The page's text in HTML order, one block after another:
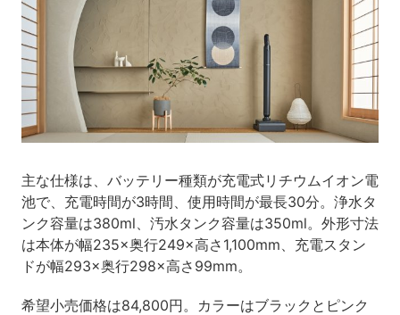
主な仕様は、バッテリー種類が充電式リチウムイオン電
池で、充電時間が3時間、使用時間が最⻑30分。浄水タ
ンク容量は380ml、汚水タンク容量は350ml。外形寸法
は本体が幅235×奥行249×高さ1,100mm、充電スタン
ドが幅293×奥行298×高さ99mm。
希望小売価格は84,800円。カラーはブラックとピンク